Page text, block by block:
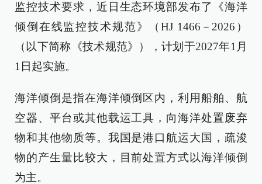
监控技术要求，近日生态环境部发布了《海洋
倾倒在线监控技术规范》（HJ 1466－2026）
（以下简称《技术规范》），计划于2027年1月
1日起实施。
海洋倾倒是指在海洋倾倒区内，利用船舶、航
空器、平台或其他载运工具，向海洋处置废弃
物和其他物质等。我国是港口航运大国，疏浚
物的产生量比较大，目前处置方式以海洋倾倒
为主。